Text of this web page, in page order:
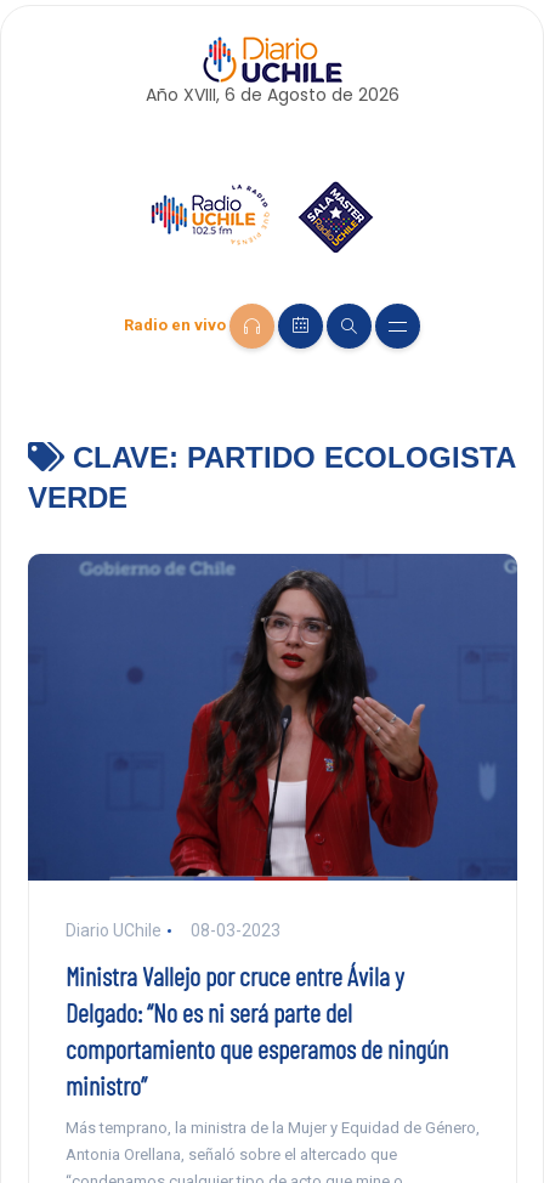
Año XVIII, 6 de Agosto de 2026
Radio en vivo
CLAVE: PARTIDO ECOLOGISTA
VERDE
Diario UChile 08-03-2023
Ministra Vallejo por cruce entre Ávila y
Delgado: “No es ni será parte del
comportamiento que esperamos de ningún
ministro”
Más temprano, la ministra de la Mujer y Equidad de Género,
Antonia Orellana, señaló sobre el altercado que